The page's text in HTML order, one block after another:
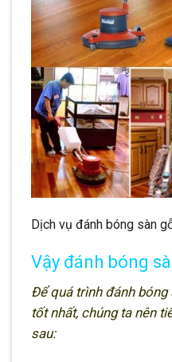
Dịch vụ đánh bóng sàn
Vậy đánh bóng
Để quá trình đánh
tốt nhất, chúng ta nên
sau: